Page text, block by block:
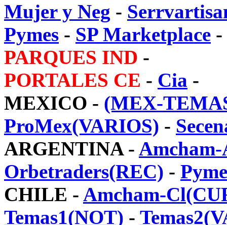
Mujer y Neg -
Pymes - SP Marketplace -
PARQUES IND -
PORTALES CE - Cia -
MEXICO - (MEX-
ProMex(VARIOS) -
ARGENTINA -
Orbetraders(REC) -
CHILE - Amcham-
Temas1(NOT) -